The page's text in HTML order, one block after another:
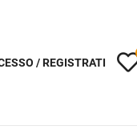
/ REGISTRATI